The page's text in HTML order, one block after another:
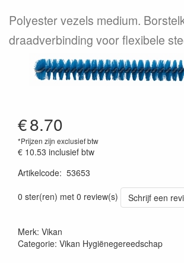
Polyester vezels medium.
draadverbinding voor flexibele
€8.70
*Prijzen zijn exclusief btw
€ 10.53 inclusief btw
Artikelcode: 53653
0 ster(ren) met 0 review(s)
Schrijf een
Merk: Vikan
Categorie: Vikan Hygiënegereedschap